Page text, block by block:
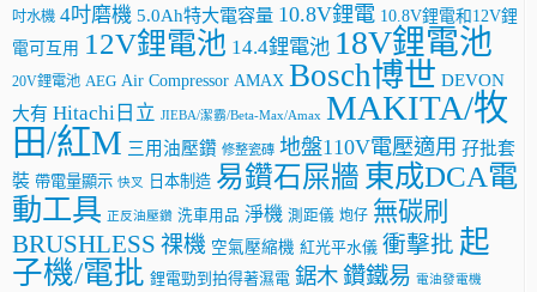
吋水機 4吋磨機 5.0Ah特大電容量 10.8V鋰電 10.8V鋰電和12V鋰
電可互用 12V鋰電池 14.4鋰電池 18V鋰電池
20V鋰電池 AEG Air Compressor AMAX Bosch博世 DEVON
大有 Hitachi日立 JIEBA/潔霸/Beta-Max/Amax MAKITA/牧
田/紅M 三用油壓鑽 修整瓷磚 地盤110V電壓適用 孖批套
裝 帶電量顯示 快叉 日本制造 易鑽石屎牆 東成DCA電
動工具 正反油壓鑽 洗車用品 淨機 測距儀 炮仔 無碳刷
BRUSHLESS 祼機 空氣壓縮機 紅光平水儀 衝擊批 起
子機/電批 鋰電勁到拍得著濕電 鋸木 鑽鐵易 電油發電機